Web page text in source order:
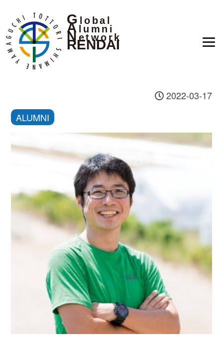
G lobal
A lumni
Network
RENDAI
2022-03-17
ALUMNI